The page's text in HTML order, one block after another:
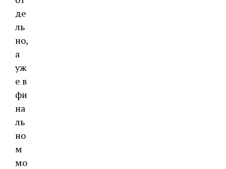
де
ль
но,
а
уж
е в
фи
на
ль
но
м
мо